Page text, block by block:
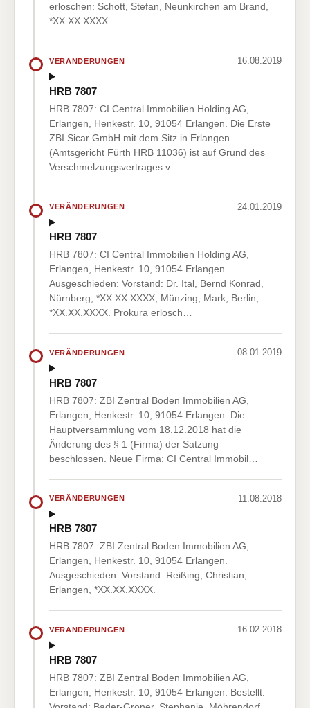
erloschen: Schott, Stefan, Neunkirchen am Brand,
*XX.XX.XXXX.
VERÄNDERUNGEN 16.08.2019
HRB 7807
HRB 7807: CI Central Immobilien Holding AG,
Erlangen, Henkestr. 10, 91054 Erlangen. Die Erste
ZBI Sicar GmbH mit dem Sitz in Erlangen
(Amtsgericht Fürth HRB 11036) ist auf Grund des
Verschmelzungsvertrages v…
VERÄNDERUNGEN 24.01.2019
HRB 7807
HRB 7807: CI Central Immobilien Holding AG,
Erlangen, Henkestr. 10, 91054 Erlangen.
Ausgeschieden: Vorstand: Dr. Ital, Bernd Konrad,
Nürnberg, *XX.XX.XXXX; Münzing, Mark, Berlin,
*XX.XX.XXXX. Prokura erlosch…
VERÄNDERUNGEN 08.01.2019
HRB 7807
HRB 7807: ZBI Zentral Boden Immobilien AG,
Erlangen, Henkestr. 10, 91054 Erlangen. Die
Hauptversammlung vom 18.12.2018 hat die
Änderung des § 1 (Firma) der Satzung
beschlossen. Neue Firma: CI Central Immobil…
VERÄNDERUNGEN 11.08.2018
HRB 7807
HRB 7807: ZBI Zentral Boden Immobilien AG,
Erlangen, Henkestr. 10, 91054 Erlangen.
Ausgeschieden: Vorstand: Reißing, Christian,
Erlangen, *XX.XX.XXXX.
VERÄNDERUNGEN 16.02.2018
HRB 7807
HRB 7807: ZBI Zentral Boden Immobilien AG,
Erlangen, Henkestr. 10, 91054 Erlangen. Bestellt: